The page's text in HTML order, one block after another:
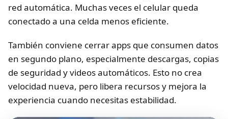
red automática. Muchas veces el celular queda
conectado a una celda menos eficiente.
También conviene cerrar apps que consumen datos
en segundo plano, especialmente descargas, copias
de seguridad y videos automáticos. Esto no crea
velocidad nueva, pero libera recursos y mejora la
experiencia cuando necesitas estabilidad.